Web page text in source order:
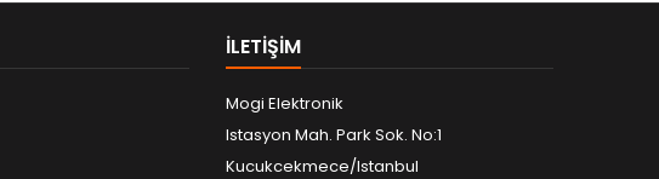
ILETIŞIM
Mogi Elektronik
Istasyon Mah. Park Sok. No:1
Kucukcekmece/Istanbul